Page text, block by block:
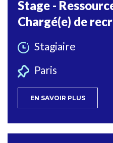
Stage -
Chargé(e) de
Stagiaire
Paris
EN SAVOIR PLUS